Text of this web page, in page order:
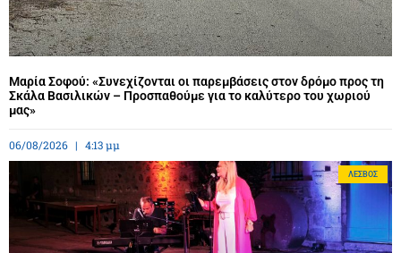
Μαρία Σοφού: «Συνεχίζονται οι παρεμβάσεις στον δρόμο προς τη
Σκάλα Βασιλικών – Προσπαθούμε για το καλύτερο του χωριού
μας»
06/08/2026 4:13 μμ
ΛΈΣΒΟΣ